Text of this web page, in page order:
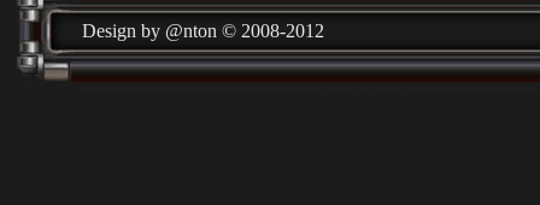
Design by @nton © 2008-2012